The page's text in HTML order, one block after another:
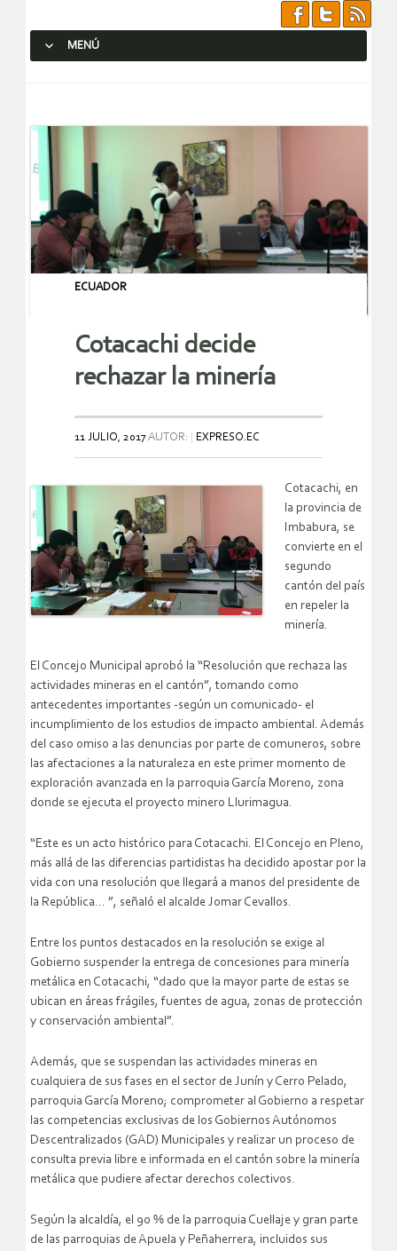
MENÚ
ECUADOR
Cotacachi decide
rechazar la minería
11 JULIO, 2017AUTOR: EXPRESO.EC
Cotacachi, en
la provincia de
Imbabura, se
convierte en el
segundo
cantón del país
en repeler la
minería.
El Concejo Municipal aprobó la “Resolución que rechaza las
actividades mineras en el cantón”, tomando como
antecedentes importantes -según un comunicado- el
incumplimiento de los estudios de impacto ambiental. Además
del caso omiso a las denuncias por parte de comuneros, sobre
las afectaciones a la naturaleza en este primer momento de
exploración avanzada en la parroquia García Moreno, zona
donde se ejecuta el proyecto minero Llurimagua.
“Este es un acto histórico para Cotacachi. El Concejo en Pleno,
más allá de las diferencias partidistas ha decidido apostar por la
vida con una resolución que llegará a manos del presidente de
la República… ”, señaló el alcalde Jomar Cevallos.
Entre los puntos destacados en la resolución se exige al
Gobierno suspender la entrega de concesiones para minería
metálica en Cotacachi, “dado que la mayor parte de estas se
ubican en áreas frágiles, fuentes de agua, zonas de protección
y conservación ambiental”.
Además, que se suspendan las actividades mineras en
cualquiera de sus fases en el sector de Junín y Cerro Pelado,
parroquia García Moreno; comprometer al Gobierno a respetar
las competencias exclusivas de los Gobiernos Autónomos
Descentralizados (GAD) Municipales y realizar un proceso de
consulta previa libre e informada en el cantón sobre la minería
metálica que pudiere afectar derechos colectivos.
Según la alcaldía, el 90 % de la parroquia Cuellaje y gran parte
de las parroquias de Apuela y Peñaherrera, incluidos sus